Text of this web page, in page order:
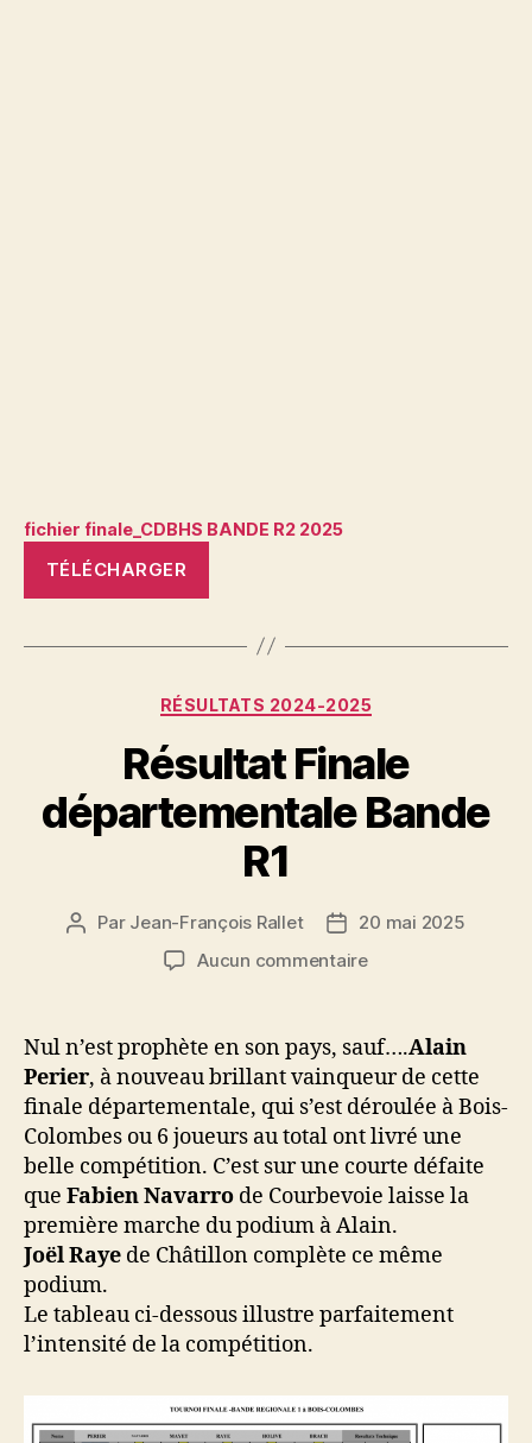
fichier finale_CDBHS BANDE R2 2025
TÉLÉCHARGER
Catégories
RÉSULTATS 2024-2025
Résultat Finale
départementale Bande
R1
Auteur
Par Jean-François Rallet
Date
de
20 mai 2025
Aucun commentairesur
départementale
Bande
R1
Nul n’est prophète en son pays, sauf….Alain
Perier, à nouveau brillant vainqueur de cette
finale départementale, qui s’est déroulée à Bois-
Colombes ou 6 joueurs au total ont livré une
belle compétition. C’est sur une courte défaite
que Fabien Navarro de Courbevoie laisse la
première marche du podium à Alain.
Joël Raye de Châtillon complète ce même
podium.
Le tableau ci-dessous illustre parfaitement
l’intensité de la compétition.